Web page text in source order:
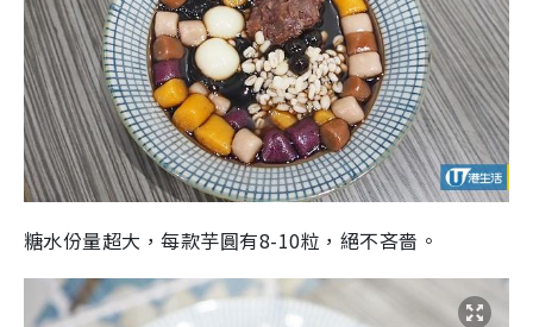
糖水份量超大，每款芋圓有8-10粒，絕不吝嗇。